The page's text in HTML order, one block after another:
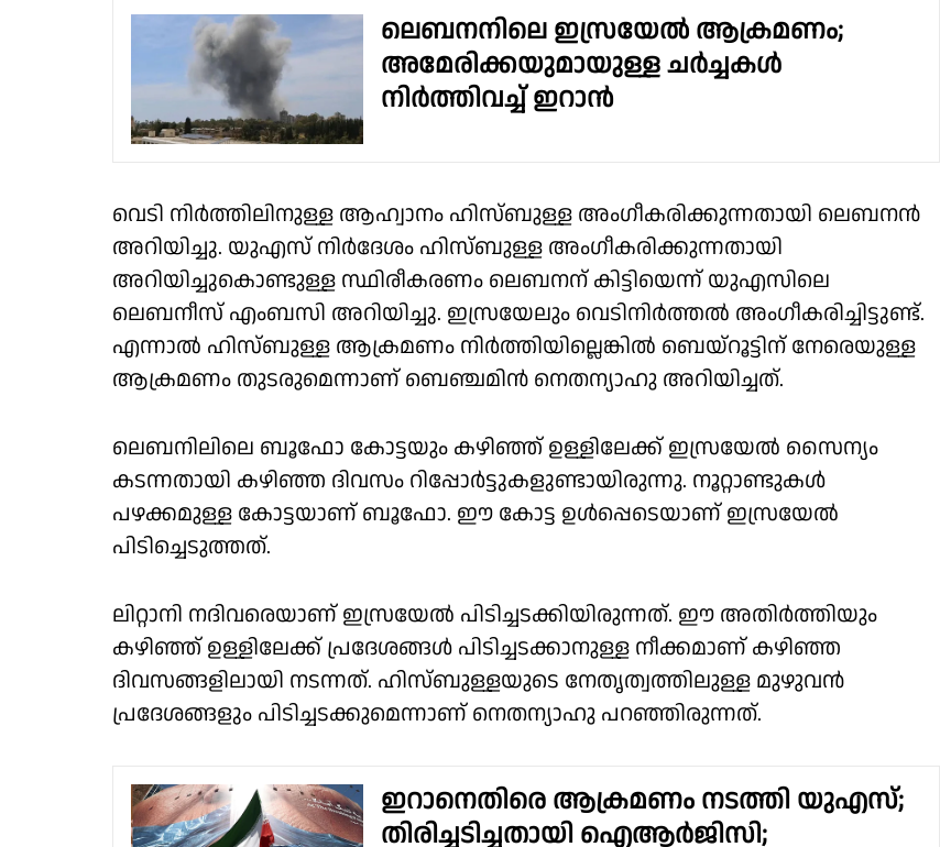
ലെബനനിലെ ഇസ്രയേൽ ആക്രമണം;
അമേരിക്കയുമായുള്ള ചർച്ചകൾ
നിർത്തിവച്ച് ഇറാൻ
വെടി നിര്‍ത്തിലിനുള്ള ആഹ്വാനം ഹിസ്ബുള്ള അംഗീകരിക്കുന്നതായി ലെബനന്‍
അറിയിച്ചു. യുഎസ് നിര്‍ദേശം ഹിസ്ബുള്ള അംഗീകരിക്കുന്നതായി
അറിയിച്ചുകൊണ്ടുള്ള സ്ഥിരീകരണം ലെബനന് കിട്ടിയെന്ന് യുഎസിലെ
ലെബനീസ് എംബസി അറിയിച്ചു. ഇസ്രയേലും വെടിനിര്‍ത്തല്‍ അംഗീകരിച്ചിട്ടുണ്ട്.
എന്നാല്‍ ഹിസ്ബുള്ള ആക്രമണം നിര്‍ത്തിയില്ലെങ്കില്‍ ബെയ്‌റൂട്ടിന് നേരെയുള്ള
ആക്രമണം തുടരുമെന്നാണ് ബെഞ്ചമിന്‍ നെതന്യാഹു അറിയിച്ചത്.
ലെബനിലിലെ ബൂഫോ കോട്ടയും കഴിഞ്ഞ് ഉള്ളിലേക്ക് ഇസ്രയേല്‍ സൈന്യം
കടന്നതായി കഴിഞ്ഞ ദിവസം റിപ്പോര്‍ട്ടുകളുണ്ടായിരുന്നു. നൂറ്റാണ്ടുകള്‍
പഴക്കമുള്ള കോട്ടയാണ് ബൂഫോ. ഈ കോട്ട ഉള്‍പ്പെടെയാണ് ഇസ്രയേല്‍
പിടിച്ചെടുത്തത്.
ലിറ്റാനി നദിവരെയാണ് ഇസ്രയേല്‍ പിടിച്ചടക്കിയിരുന്നത്. ഈ അതിര്‍ത്തിയും
കഴിഞ്ഞ് ഉള്ളിലേക്ക് പ്രദേശങ്ങള്‍ പിടിച്ചടക്കാനുള്ള നീക്കമാണ് കഴിഞ്ഞ
ദിവസങ്ങളിലായി നടന്നത്. ഹിസ്ബുള്ളയുടെ നേതൃത്വത്തിലുള്ള മുഴുവന്‍
പ്രദേശങ്ങളും പിടിച്ചടക്കുമെന്നാണ് നെതന്യാഹു പറഞ്ഞിരുന്നത്.
ഇറാനെതിരെ ആക്രമണം നടത്തി യുഎസ്;
തിരിച്ചടിച്ചതായി ഐആര്‍ജിസി;